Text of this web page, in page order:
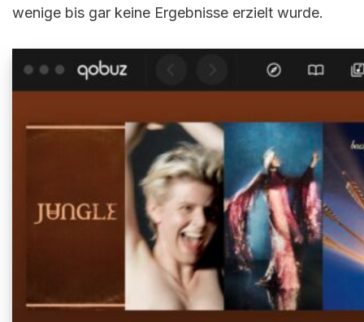
wenige bis gar keine Ergebnisse erzielt wurde.